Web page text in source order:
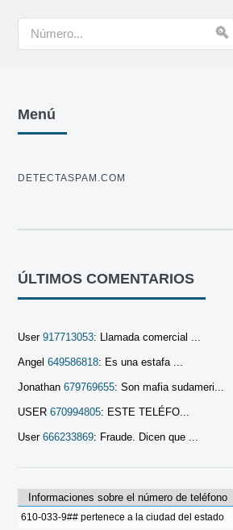
Menú
DETECTASPAM.COM
ÚLTIMOS COMENTARIOS
User 917713053: Llamada comercial ...
Angel 649586818: Es una estafa ...
Jonathan 679769655: Son mafia sudameri...
USER 670994805: ESTE TELÉFO...
User 666233869: Fraude. Dicen que ...
Informaciones sobre el número de teléfono
610-033-9## pertenece a la ciudad del estado